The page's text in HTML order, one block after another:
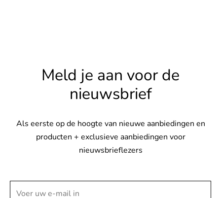
Meld je aan voor de
nieuwsbrief
Als eerste op de hoogte van nieuwe aanbiedingen en
producten + exclusieve aanbiedingen voor
nieuwsbrieflezers